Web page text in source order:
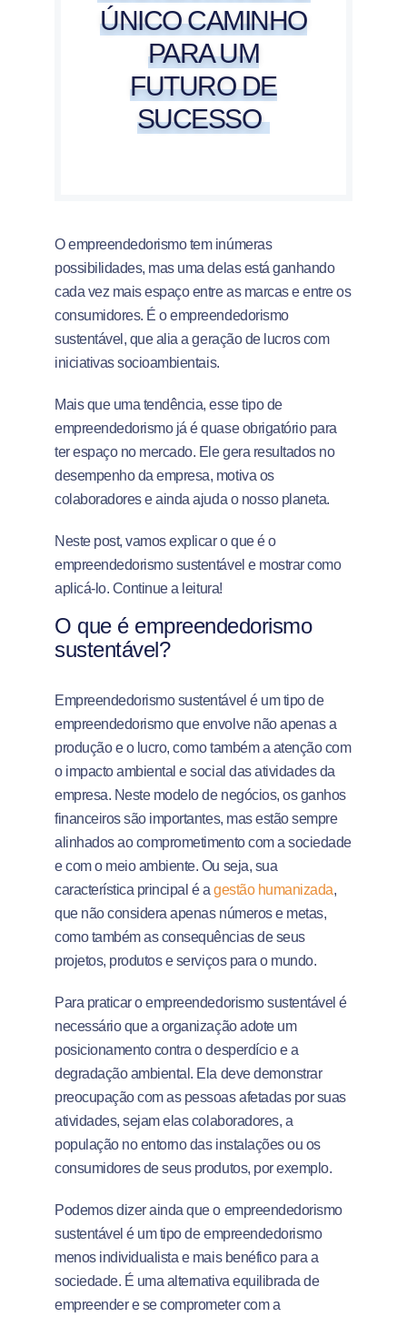
ÚNICO CAMINHO
PARA UM
FUTURO DE
SUCESSO
O empreendedorismo tem inúmeras
possibilidades, mas uma delas está ganhando
cada vez mais espaço entre as marcas e entre os
consumidores. É o empreendedorismo
sustentável, que alia a geração de lucros com
iniciativas socioambientais.
Mais que uma tendência, esse tipo de
empreendedorismo já é quase obrigatório para
ter espaço no mercado. Ele gera resultados no
desempenho da empresa, motiva os
colaboradores e ainda ajuda o nosso planeta.
Neste post, vamos explicar o que é o
empreendedorismo sustentável e mostrar como
aplicá-lo. Continue a leitura!
O que é empreendedorismo
sustentável?
Empreendedorismo sustentável é um tipo de
empreendedorismo que envolve não apenas a
produção e o lucro, como também a atenção com
o impacto ambiental e social das atividades da
empresa. Neste modelo de negócios, os ganhos
financeiros são importantes, mas estão sempre
alinhados ao comprometimento com a sociedade
e com o meio ambiente. Ou seja, sua
característica principal é agestão humanizada,
que não considera apenas números e metas,
como também as consequências de seus
projetos, produtos e serviços para o mundo.
Para praticar o empreendedorismo sustentável é
necessário que a organização adote um
posicionamento contra o desperdício e a
degradação ambiental. Ela deve demonstrar
preocupação com as pessoas afetadas por suas
atividades, sejam elas colaboradores, a
população no entorno das instalações ou os
consumidores de seus produtos, por exemplo.
Podemos dizer ainda que o empreendedorismo
sustentável é um tipo de empreendedorismo
menos individualista e mais benéfico para a
sociedade. É uma alternativa equilibrada de
empreender e se comprometer com a